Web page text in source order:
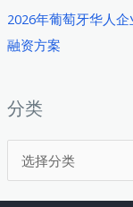
2026年葡萄牙华人
融资方案
分类
类
易
如
解
资